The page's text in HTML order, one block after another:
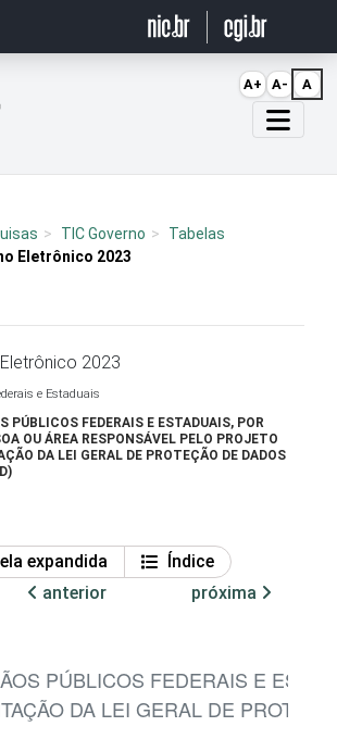
TIC Governo
Tabelas
Eletrônico 2023
2023
e Estaduais
PÚBLICOS FEDERAIS E ESTADUAIS, POR
OU ÁREA RESPONSÁVEL PELO PROJETO
DA LEI GERAL DE PROTEÇÃO DE DADOS
expandida
Índice
anterior
próxima
PÚBLICOS FEDERAIS E
DA LEI GERAL DE
A+ A- A